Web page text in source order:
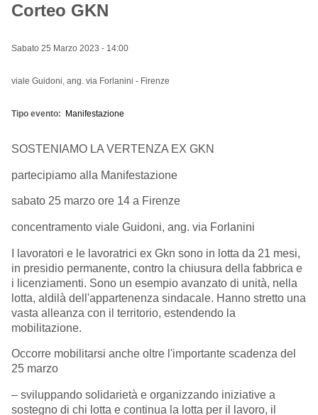
Corteo GKN
Sabato 25 Marzo 2023 - 14:00
viale Guidoni, ang. via Forlanini - Firenze
Tipo evento Manifestazione
SOSTENIAMO LA VERTENZA EX GKN
partecipiamo alla Manifestazione
sabato 25 marzo ore 14 a Firenze
concentramento viale Guidoni, ang. via Forlanini
I lavoratori e le lavoratrici ex Gkn sono in lotta da 21 mesi,
in presidio permanente, contro la chiusura della fabbrica e
i licenziamenti. Sono un esempio avanzato di unità, nella
lotta, aldilà dell'appartenenza sindacale. Hanno stretto una
vasta alleanza con il territorio, estendendo la
mobilitazione.
Occorre mobilitarsi anche oltre l'importante scadenza del
25 marzo
– sviluppando solidarietà e organizzando iniziative a
sostegno di chi lotta e continua la lotta per il lavoro, il